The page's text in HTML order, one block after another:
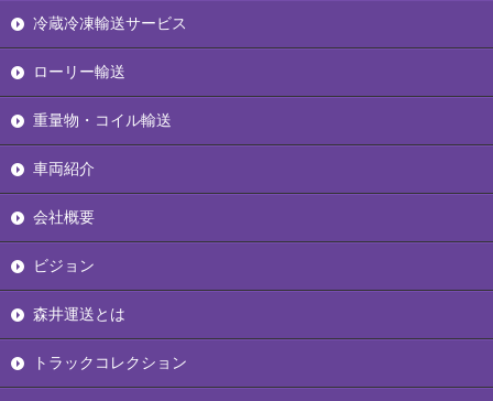
冷蔵冷凍輸送サービス
ローリー輸送
重量物・コイル輸送
車両紹介
会社概要
ビジョン
森井運送とは
トラックコレクション